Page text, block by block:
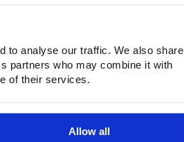
to analyse our traffic. We also share
partners who may combine it with
of their services.
Allow all
permanente Fundamente vermieden.
kommen: